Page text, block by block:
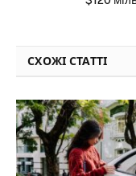
СХОЖІ СТАТТІ